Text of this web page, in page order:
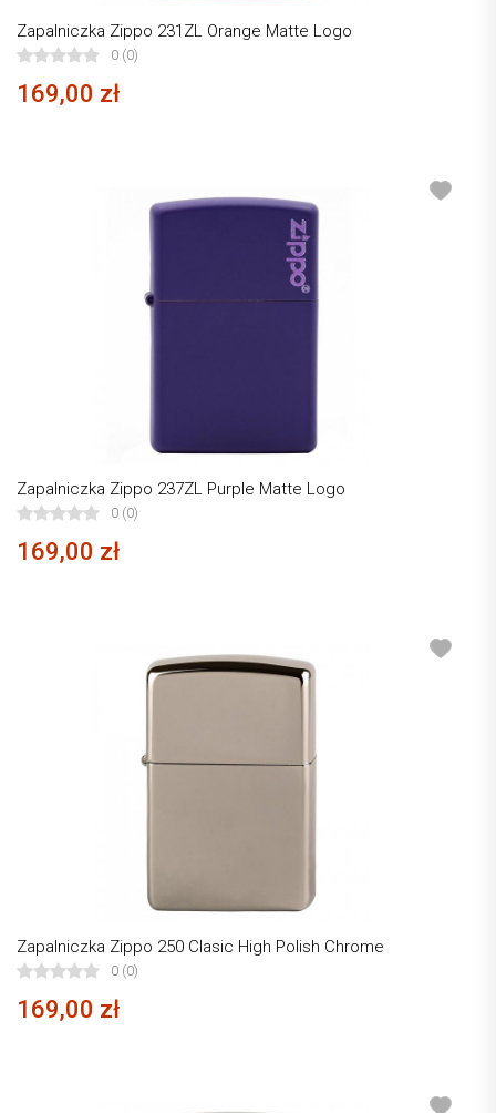
Zapalniczka Zippo 231ZL Orange Matte Logo
0 (0)
169,00 zł
Zapalniczka Zippo 237ZL Purple Matte Logo
0 (0)
169,00 zł
Zapalniczka Zippo 250 Clasic High Polish Chrome
0 (0)
169,00 zł